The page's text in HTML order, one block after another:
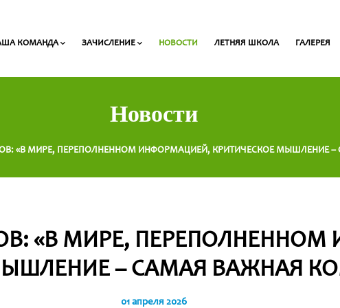
КОМАНДА ЗАЧИСЛЕНИЕ НОВОСТИ ЛЕТНЯЯ ШКОЛА ГАЛЕРЕЯ
Новости
«В МИРЕ, ПЕРЕПОЛНЕННОМ ИНФОРМАЦИЕЙ, КРИТИЧЕСКОЕ МЫШЛЕНИЕ
«В МИРЕ,
– САМАЯ ВАЖНАЯ
01 апреля 2026